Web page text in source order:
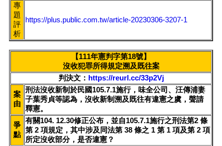
專
題
評
析
https://plus.public.com.tw/article-20230306-3207-1
【111年憲判字第18號】
沒收犯罪所得規定溯及既往案
判決文： https://reurl.cc/33p2Vj
案
由
刑法沒收新制於民國105.7.1施行，味全公司、汪傳浦妻
子葉秀貞等認為，沒收新制溯及既往有違憲之虞，聲請
釋憲。
爭
點
有關104. 12.30修正公布，並自105.7.1施行之刑法第2 條
第 2 項規定，其中涉及同法第 38 條之 1 第 1 項及第 2 項
所定沒收部分，是否違憲？